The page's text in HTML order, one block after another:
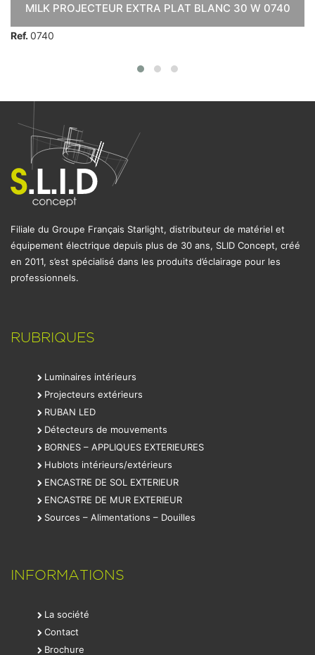
MILK PROJECTEUR EXTRA PLAT BLANC 30 W 0740
Ref. 0740
Filiale du Groupe Français Starlight, distributeur de matériel et
équipement électrique depuis plus de 30 ans, SLID Concept, créé
en 2011, s’est spécialisé dans les produits d’éclairage pour les
professionnels.
RUBRIQUES
Luminaires intérieurs
Projecteurs extérieurs
RUBAN LED
Détecteurs de mouvements
BORNES – APPLIQUES EXTERIEURES
Hublots intérieurs/extérieurs
ENCASTRE DE SOL EXTERIEUR
ENCASTRE DE MUR EXTERIEUR
Sources – Alimentations – Douilles
INFORMATIONS
La société
Contact
Brochure